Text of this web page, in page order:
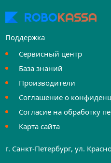
Поддержка
Сервисный центр
База знаний
Производители
Соглашение о
Согласие на обработку
Карта сайта
г. Санкт-Петербург, ул.